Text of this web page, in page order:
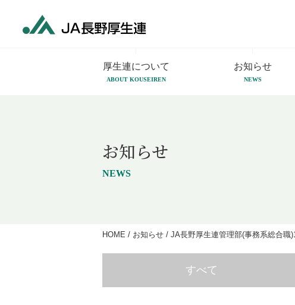
厚生連について
ABOUT KOUSEIREN
お知らせ
NEWS
お知らせ
NEWS
HOME / お知らせ / JA長野厚生連管理部(事務系総合職
すべて